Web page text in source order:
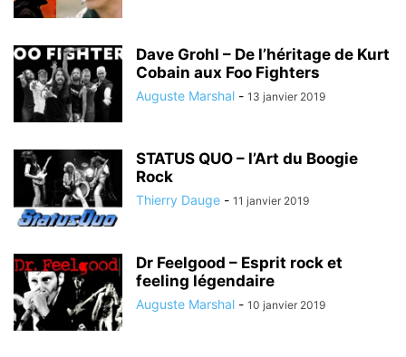
Dave Grohl – De l’héritage de Kurt
Cobain aux Foo Fighters
Auguste Marshal - 13 janvier 2019
STATUS QUO – l’Art du Boogie
Rock
Thierry Dauge - 11 janvier 2019
Dr Feelgood – Esprit rock et
feeling légendaire
Auguste Marshal - 10 janvier 2019